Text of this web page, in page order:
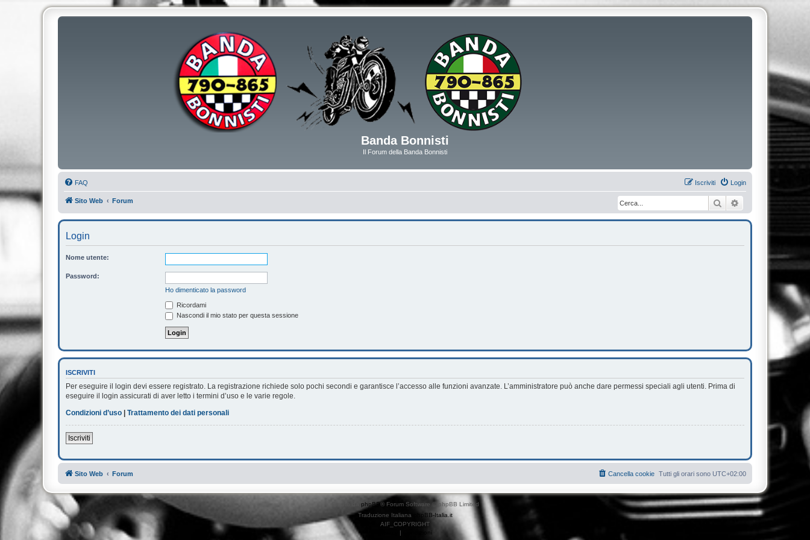
Banda Bonnisti
Il Forum della Banda Bonnisti
FAQ Login
Iscriviti
Sito Web Forum Cerca Ricerca avanzata
Login
Nome utente:
Password:
Ho dimenticato la password
Ricordami
Nascondi il mio stato per questa sessione
ISCRIVITI
Per eseguire il login devi essere registrato. La registrazione richiede solo pochi secondi e garantisce l’accesso alle funzioni avanzate. L’amministratore può anche dare permessi speciali agli utenti. Prima di
eseguire il login assicurati di aver letto i termini d’uso e le varie regole.
Condizioni d’uso
Trattamento dei dati personali
Iscriviti
Sito Web Forum Tutti gli orari sono UTC+02:00
Cancella cookie
phpBB® Forum Software © phpBB Limited
Traduzione Italiana
phpBB-Italia.it
AIF_COPYRIGHT
| Condizioni